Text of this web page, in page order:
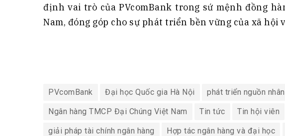
định vai trò của PVcomBank trong sứ mệnh đồng
Nam, đóng góp cho sự phát triển bền vững của xã hội
PVcomBank Đại học Quốc gia Hà Nội phát triển nguồn
Ngân hàng TMCP Đại Chúng Việt Nam Tin tức Tin hội viên
giải pháp tài chính ngân hàng Hợp tác ngân hàng và đại học